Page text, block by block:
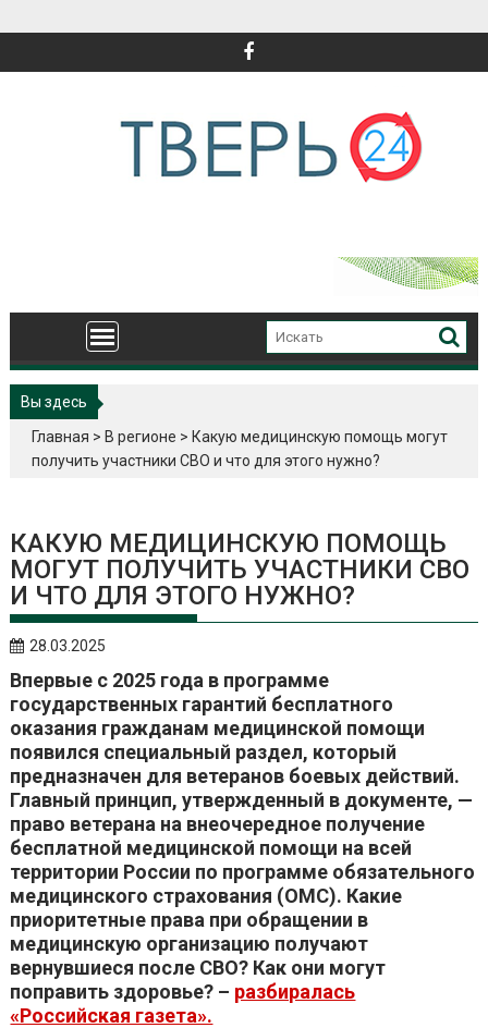
Вы здесь
Главная > В регионе > Какую медицинскую помощь могут
получить участники СВО и что для этого нужно?
КАКУЮ МЕДИЦИНСКУЮ ПОМОЩЬ
МОГУТ ПОЛУЧИТЬ УЧАСТНИКИ СВО
И ЧТО ДЛЯ ЭТОГО НУЖНО?
28.03.2025
Впервые с 2025 года в программе
государственных гарантий бесплатного
оказания гражданам медицинской помощи
появился специальный раздел, который
предназначен для ветеранов боевых действий.
Главный принцип, утвержденный в документе, —
право ветерана на внеочередное получение
бесплатной медицинской помощи на всей
территории России по программе обязательного
медицинского страхования (ОМС). Какие
приоритетные права при обращении в
медицинскую организацию получают
вернувшиеся после СВО? Как они могут
поправить здоровье? – разбиралась
«Российская газета».